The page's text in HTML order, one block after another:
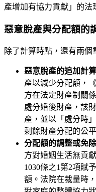
產增加有協力貢獻」的法
惡意脫產與分配額的
除了計算時點，還有兩個
惡意脫產的追加計算
產以減少分配額，
方在法定財產制關
處分婚後財產，該
產，並以「處分時
剩餘財產分配的公
分配額的調整或免除
方對婚姻生活無貢
1030條之1第2項賦
額。法院在裁量時